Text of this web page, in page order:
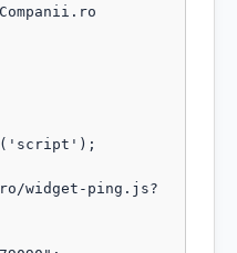
widget-ping.js?